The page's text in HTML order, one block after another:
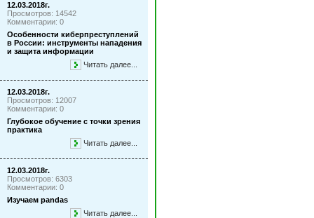
12.03.2018г.
Просмотров: 14542
Комментарии: 0
Особенности киберпреступлений
в России: инструменты нападения
и защита информации
Читать далее...
12.03.2018г.
Просмотров: 12007
Комментарии: 0
Глубокое обучение с точки зрения
практика
Читать далее...
12.03.2018г.
Просмотров: 6303
Комментарии: 0
Изучаем pandas
Читать далее...